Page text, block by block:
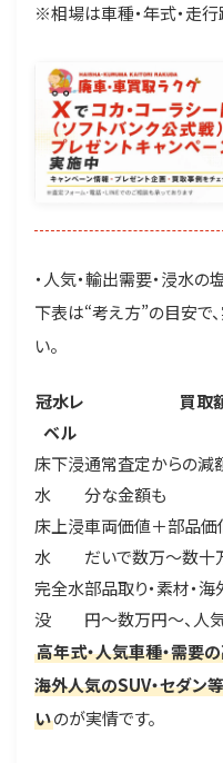
※相場は車種・年式・走
・人気・輸出需要・浸水の
下表は“考え方”の目安で
い。
冠水レ
ベル
買取
床下浸
水
通常査定からの減
分な金額も
床上浸
水
車両価値＋部品価
だいで数万〜数十
完全水
没
部品取り・素材・
円〜数万円〜、人
高年式・人気車種・需要の
海外人気のSUV・セダン
いのが実情です。